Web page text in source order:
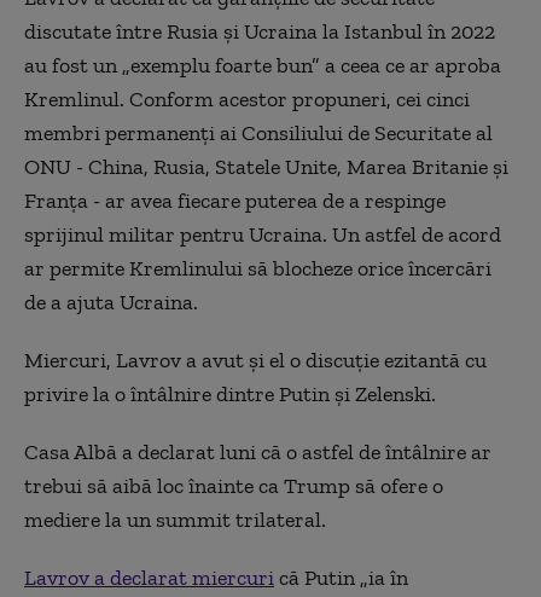
discutate între Rusia și Ucraina la Istanbul în 2022
au fost un „exemplu foarte bun” a ceea ce ar aproba
Kremlinul. Conform acestor propuneri, cei cinci
membri permanenți aiConsiliului de Securitate al
ONU - China, Rusia, Statele Unite, Marea Britanie și
Franța - ar avea fiecare puterea de a respinge
sprijinul militar pentru Ucraina. Un astfel de acord
ar permite Kremlinului să blocheze orice încercări
de a ajuta Ucraina.
Miercuri, Lavrov a avut și el o discuție ezitantă cu
privire la o întâlnire dintre Putin și Zelenski.
Casa Albă a declarat luni că o astfel de întâlnire ar
trebui să aibă loc înainte ca Trump să ofere o
mediere la un summit trilateral.
Lavrov a declarat miercurică Putin „ia în